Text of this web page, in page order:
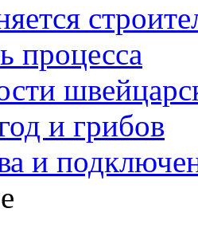
процесса
и грибов
и